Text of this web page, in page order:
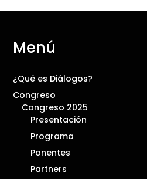
Menú
¿Qué es Diálogos?
Congreso
Congreso 2025
Presentación
Programa
Ponentes
Partners